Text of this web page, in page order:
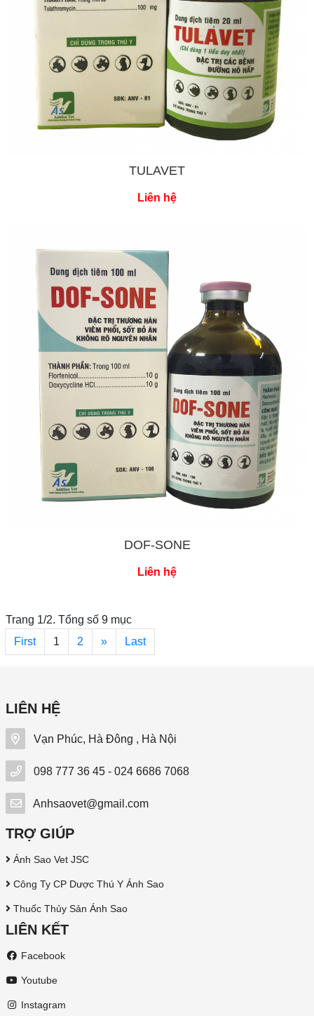
TULAVET
Liên hệ
DOF-SONE
Liên hệ
Trang 1/2. Tổng số 9 mục
First
1 2 » Last
LIÊN HỆ
Vạn Phúc, Hà Đông , Hà Nội
098 777 36 45 - 024 6686 7068
Anhsaovet@gmail.com
TRỢ GIÚP
Ánh Sao Vet JSC
Công Ty CP Dược Thú Y Ánh Sao
Thuốc Thủy Sản Ánh Sao
LIÊN KẾT
Facebook
Youtube
Instagram